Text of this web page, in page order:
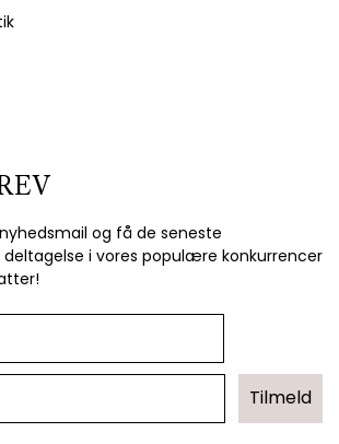
og få de seneste
i vores populære konkurrencer
Tilmeld